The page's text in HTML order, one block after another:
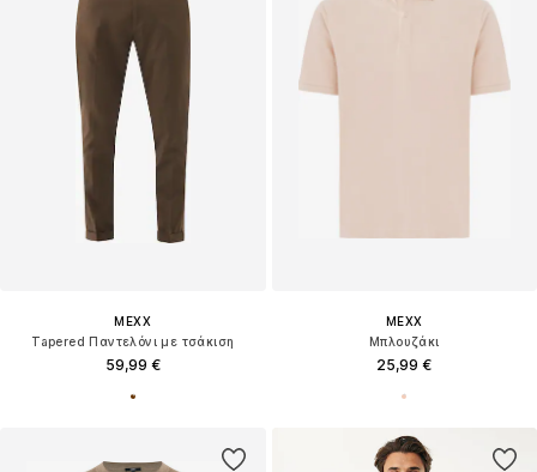
MEXX
Tapered Παντελόνι με τσάκιση
59,99 €
MEXX
Μπλουζάκι
25,99 €